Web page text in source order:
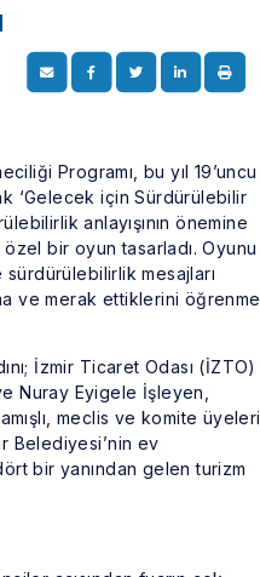
Programı, bu yıl 19’uncu
‘Gelecek için Sürdürülebilir
anlayışının önemine
özel bir oyun tasarladı. Oyunu
mesajları
ve merak ettiklerini öğrenme
İzmir Ticaret Odası (İZTO)
Nuray Eyigele İşleyen,
meclis ve komite üyeleri
Belediyesi’nin ev
bir yanından gelen turizm